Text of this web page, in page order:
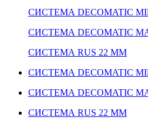
СИСТЕМА DECOMATIC
СИСТЕМА DECOMATIC
СИСТЕМА RUS 22 ММ
СИСТЕМА DECOMATIC
СИСТЕМА DECOMATIC
СИСТЕМА RUS 22 ММ